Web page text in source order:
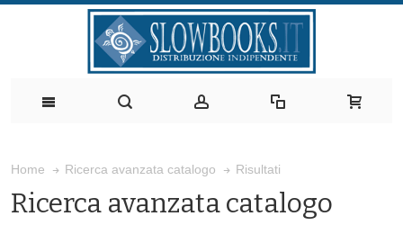
Home Ricerca avanzata catalogo Risultati
Ricerca avanzata catalogo